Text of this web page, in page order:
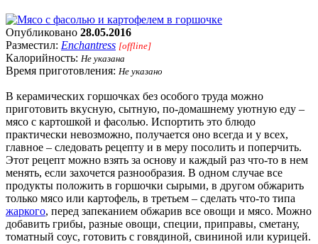
Опубликовано 28.05.2016
Разместил: Enchantress [offline]
Калорийность: Не указана
Время приготовления: Не указано
В керамических горшочках без особого труда можно
приготовить вкусную, сытную, по-домашнему уютную еду –
мясо с картошкой и фасолью. Испортить это блюдо
практически невозможно, получается оно всегда и у всех,
главное – следовать рецепту и в меру посолить и поперчить.
Этот рецепт можно взять за основу и каждый раз что-то в нем
менять, если захочется разнообразия. В одном случае все
продукты положить в горшочки сырыми, в другом обжарить
только мясо или картофель, в третьем – сделать что-то типа
жаркого, перед запеканием обжарив все овощи и мясо. Можно
добавить грибы, разные овощи, специи, приправы, сметану,
томатный соус, готовить с говядиной, свининой или курицей.